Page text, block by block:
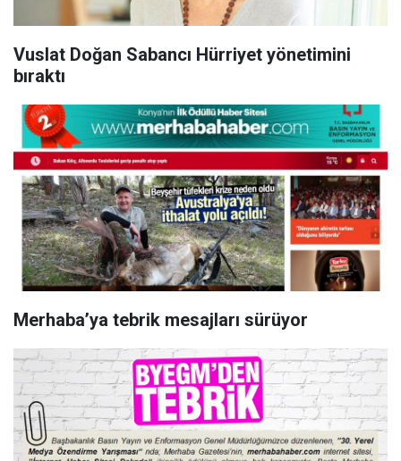
Vuslat Doğan Sabancı Hürriyet yönetimini
bıraktı
Merhaba’ya tebrik mesajları sürüyor